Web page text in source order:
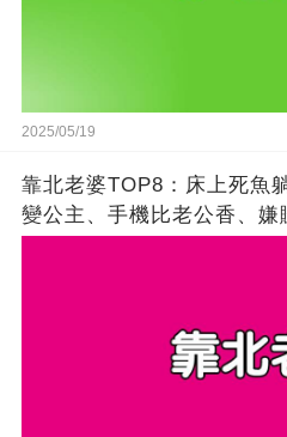
2025/05/19
靠北老婆TOP8：床上死魚
變公主、手機比老公香、